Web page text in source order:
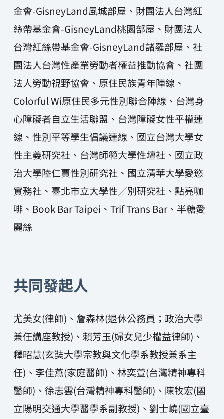
金會-GisneyLand風城部屋、財團法人台灣紅
絲帶基金會-GisneyLand桃園部屋、財團法人
台灣紅絲帶基金會-GisneyLand諸羅部屋、社
團法人台灣性產業勞動者權益推動協會、社團
法人勞動視野協會、原住民族青年陣線、
Colorful Wi原住民多元性別聯合陣線、台灣身
心障礙者自立生活聯盟、台灣障礙女性平權連
線、性別平等學生倡議連線、國立台灣大學女
性主義研究社、台灣師範大學性壇社、國立政
治大學陸仁賈性別研究社、國立清華大學愛慾
實務社、臺北市立大學性／別研究社、點亮咖
啡、Book Bar Taipei、Trif Trans Bar、半糖愛
麗絲
共同發起人
尤美女(律師)、詹森林(退休公務員；政治大學
兼任講座教授)、賴芳玉(婦女兒少權益律師)、
釋昭慧(玄奘大學宗教與文化學系教授兼系主
任)、李佳燕(家庭醫師)、林奕萱(台灣精神專科
醫師)、徐志雲(台灣精神專科醫師)、陳牧宏(國
立陽明交通大學醫學系副教授)、劉士嶢(國立臺